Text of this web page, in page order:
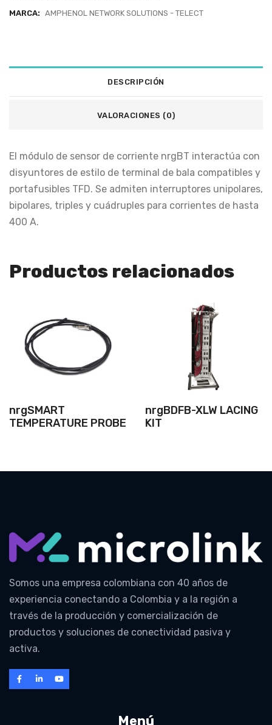
MARCA: AMPHENOL NETWORK SOLUTIONS - TELECT
DESCRIPCIÓN
VALORACIONES (0)
El módulo de sensor de corriente nrgBT interactúa con
disyuntores de estilo de terminal de bala compatibles y
portafusibles TFD. Se admiten interruptores unipolares,
bipolares, triples y cuádruples para corrientes de hasta
400 A.
Productos relacionados
nrgSMART
TEMPERATURE PROBE
nrgBDFB-XLW LACING
KIT
Somos una empresa colombiana con 40 años de
experiencia conectando a Colombia y a la región a
través de la producción y comercialización de
productos y soluciones de conectividad pasiva y
activa.
Menú